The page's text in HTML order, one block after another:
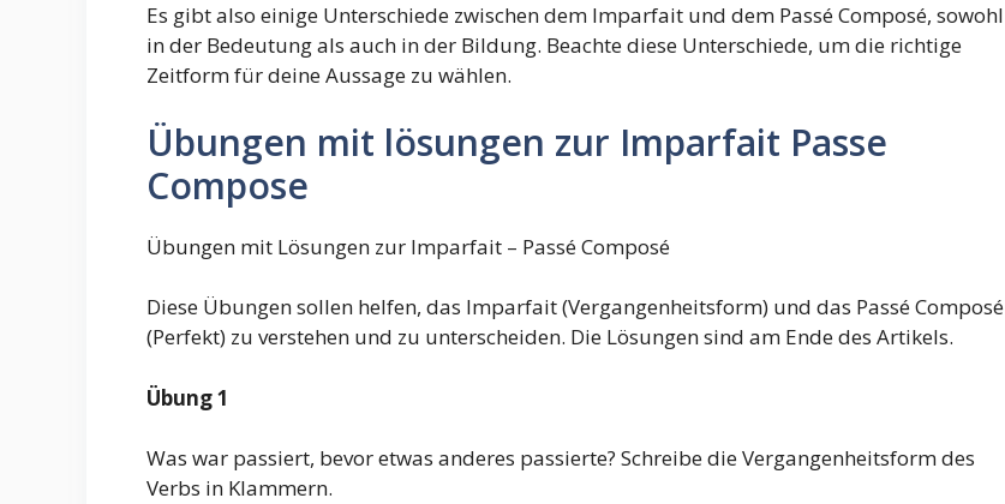
Es gibt also einige Unterschiede zwischen dem Imparfait und dem Passé Composé, sowohl
in der Bedeutung als auch in der Bildung. Beachte diese Unterschiede, um die richtige
Zeitform für deine Aussage zu wählen.
Übungen mit lösungen zur Imparfait Passe
Compose
Übungen mit Lösungen zur Imparfait – Passé Composé
Diese Übungen sollen helfen, das Imparfait (Vergangenheitsform) und das Passé Composé
(Perfekt) zu verstehen und zu unterscheiden. Die Lösungen sind am Ende des Artikels.
Übung 1
Was war passiert, bevor etwas anderes passierte? Schreibe die Vergangenheitsform des
Verbs in Klammern.